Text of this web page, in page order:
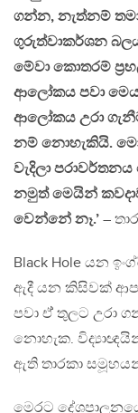
ගන්න, නැත්නම්
ගුරුත්වාකර්ශන
මේවා කොතරම්
ආලෝකය පවා
ආලෝකය උරා
නම් නොහැකියි.
වැදිලා
නමුත් මෙයින්
වෙන්නේ නෑ.’ –
Black Hole යන
ඇදී යන කිසිවක්
පවා ඒ් තුලට උරා
නොහැක.
ඇති තාරකා
මෙරට